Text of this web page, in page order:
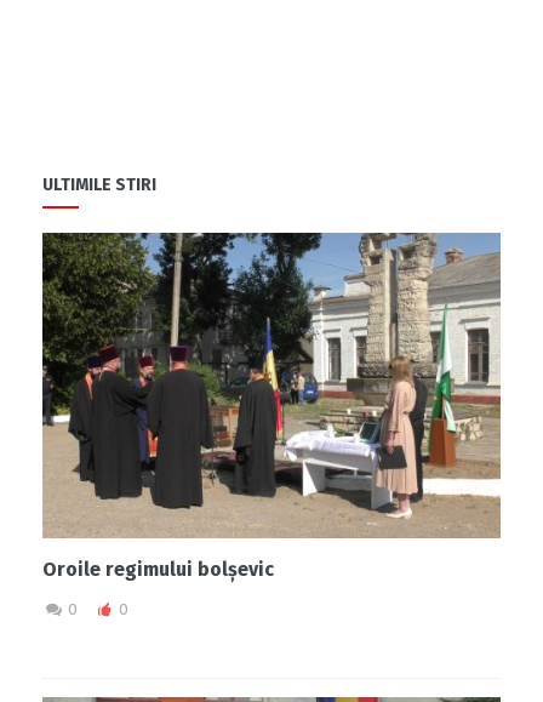
ULTIMILE STIRI
Oroile regimului bolșevic
0 0